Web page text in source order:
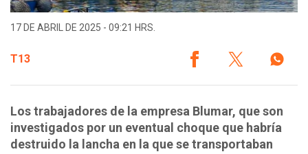
17 DE ABRIL DE 2025 - 09:21 HRS.
T13
Los trabajadores de la empresa Blumar, que son
investigados por un eventual choque que habría
destruido la lancha en la que se transportaban